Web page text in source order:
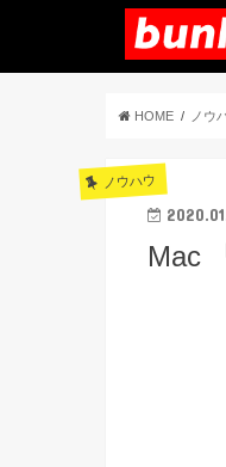
HOME ノウ
ノウハウ
Mac